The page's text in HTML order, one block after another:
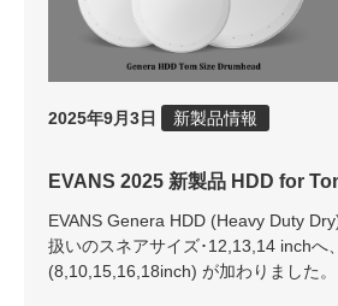
2025年9月3日 新製品情報
EVANS 2025 新製品 HDD for
EVANS Genera HDD (Heavy Duty
扱いのスネアサイズ･12,13,14 inchへ
(8,10,15,16,18inch) が加わりました